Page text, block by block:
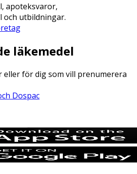
apoteksvaror,
utbildningar.
läkemedel
eller för dig som vill prenumerera
Dospac